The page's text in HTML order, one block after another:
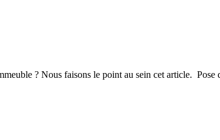
? Nous faisons le point au sein cet article.